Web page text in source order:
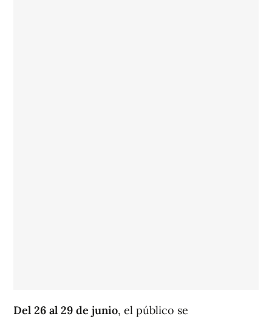
Del 26 al 29 de junio, el público se